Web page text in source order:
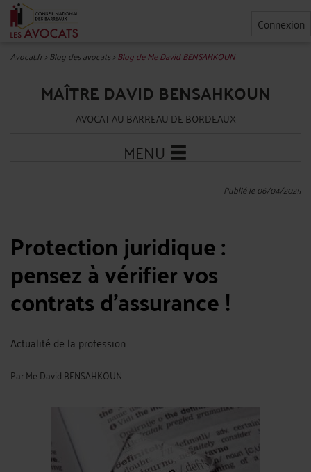
Connexion
Avocat.fr>Blog des avocats>Blog de Me David BENSAHKOUN
MAÎTRE DAVID BENSAHKOUN
AVOCAT AU BARREAU DE BORDEAUX
MENU
Publié le 06/04/2025
Protection juridique :
pensez à vérifier vos
contrats d’assurance !
Actualité de la profession
ParMe David BENSAHKOUN